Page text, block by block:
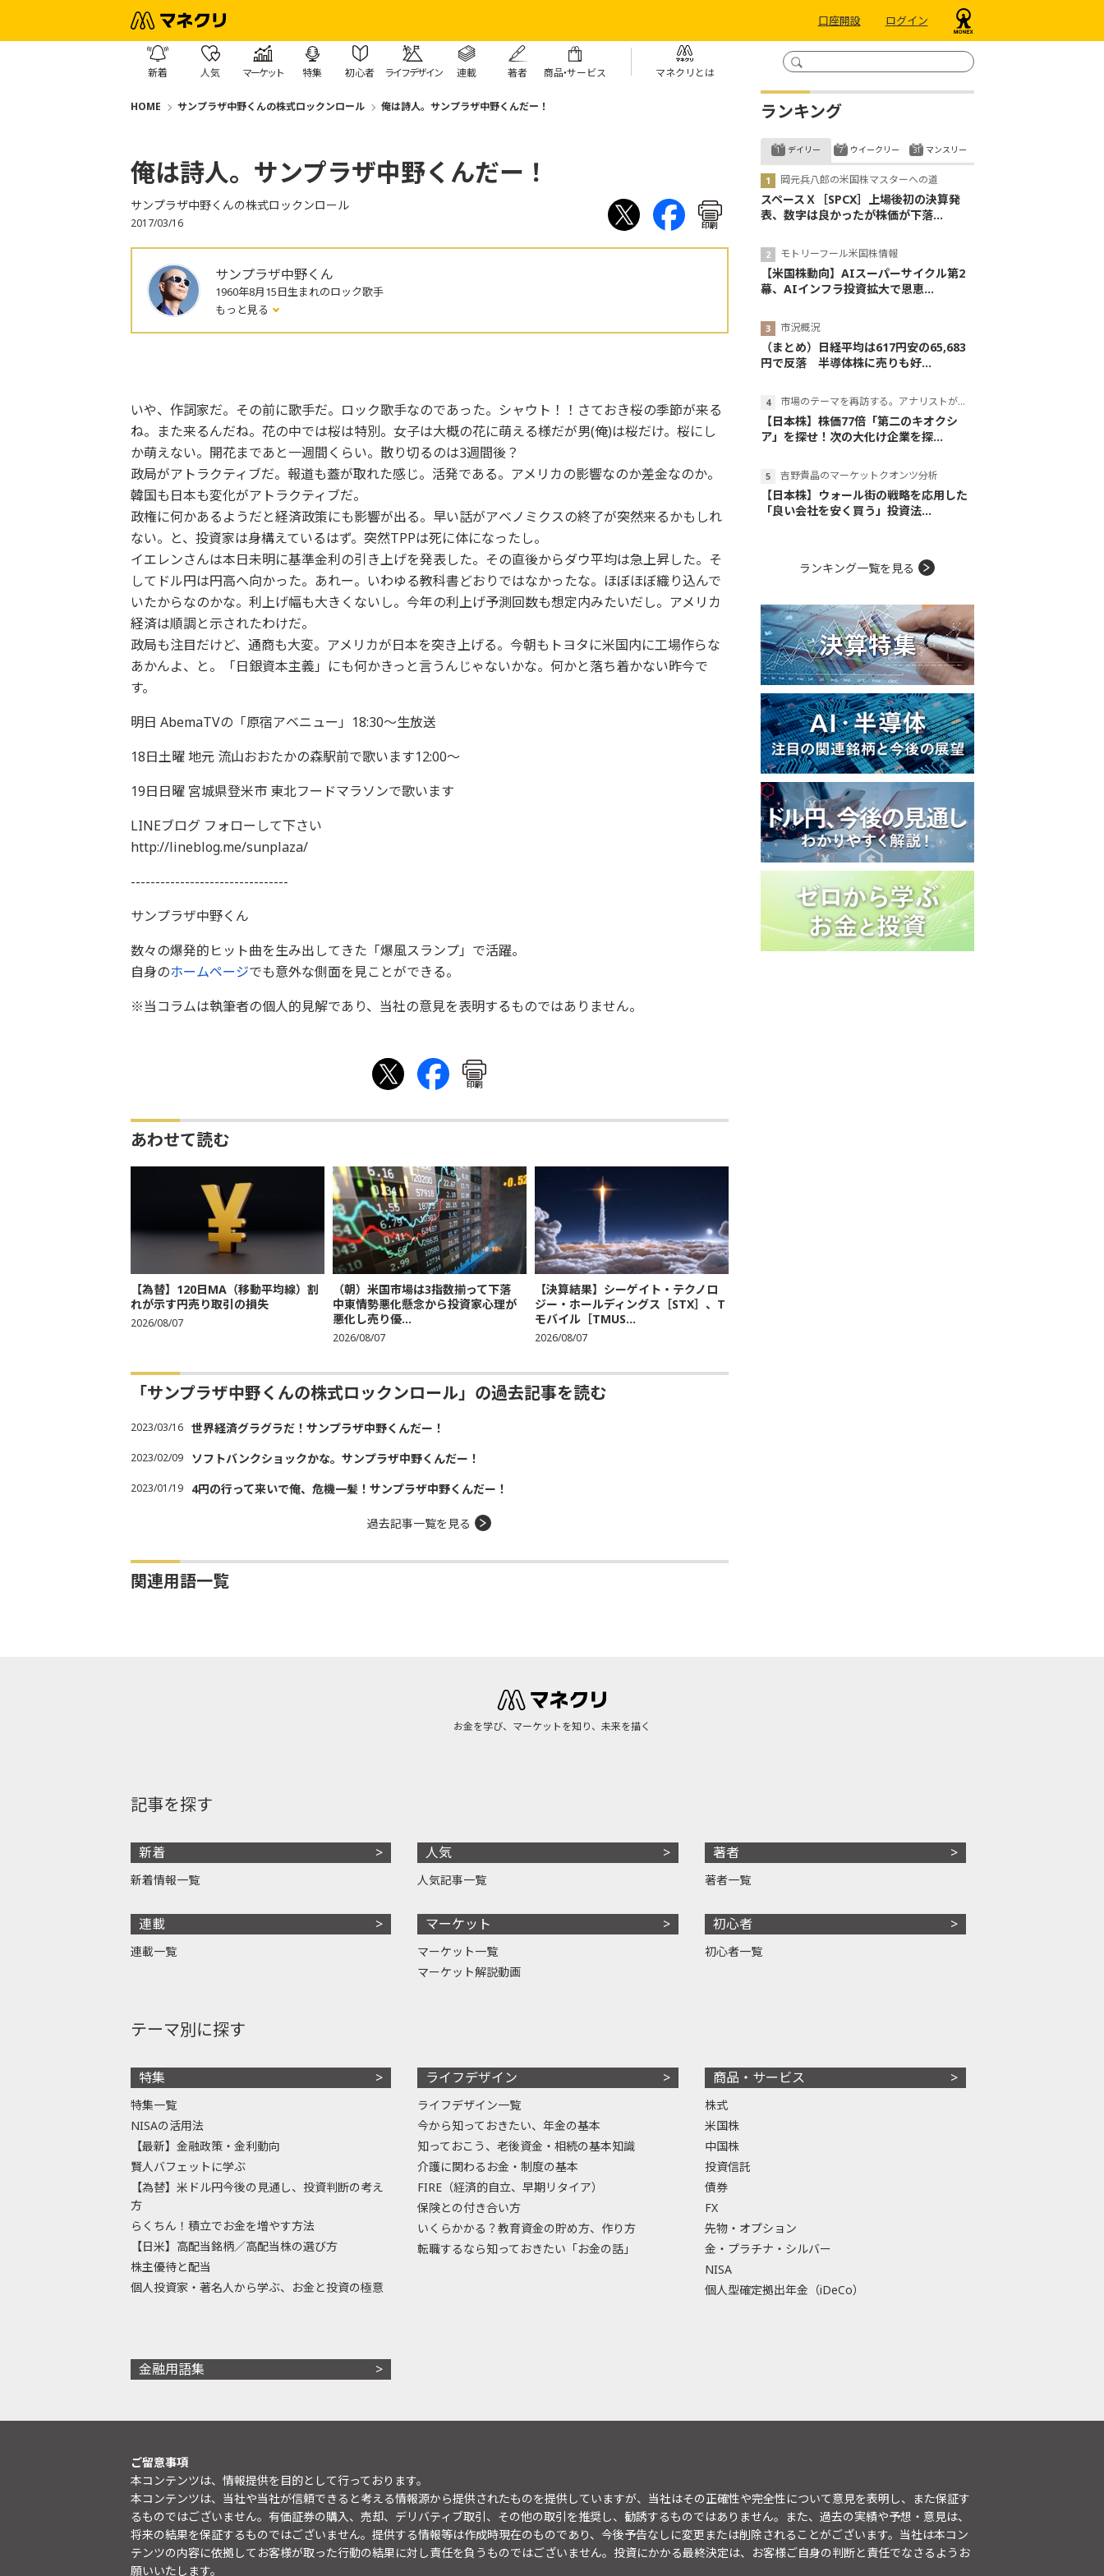
口座開設 ログイン
新着 人気 マーケット 特集 初心者 ライフデザイン 連載 著者 商品・サービス マネクリとは
HOME サンプラザ中野くんの株式ロックンロール 俺は詩人。サンプラザ中野くんだー！
俺は詩人。サンプラザ中野くんだー！
サンプラザ中野くんの株式ロックンロール
2017/03/16 印刷
サンプラザ中野くん
1960年8月15日生まれのロック歌手
もっと見る
いや、作詞家だ。その前に歌手だ。ロック歌手なのであった。シャウト！！さておき桜の季節が来る
ね。また来るんだね。花の中では桜は特別。女子は大概の花に萌える様だが男(俺)は桜だけ。桜にし
か萌えない。開花まであと一週間くらい。散り切るのは3週間後？
政局がアトラクティブだ。報道も蓋が取れた感じ。活発である。アメリカの影響なのか差金なのか。
韓国も日本も変化がアトラクティブだ。
政権に何かあるようだと経済政策にも影響が出る。早い話がアベノミクスの終了が突然来るかもしれ
ない。と、投資家は身構えているはず。突然TPPは死に体になったし。
イエレンさんは本日未明に基準金利の引き上げを発表した。その直後からダウ平均は急上昇した。そ
してドル円は円高へ向かった。あれー。いわゆる教科書どおりではなかったな。ほぼほぼ織り込んで
いたからなのかな。利上げ幅も大きくないし。今年の利上げ予測回数も想定内みたいだし。アメリカ
経済は順調と示されたわけだ。
政局も注目だけど、通商も大変。アメリカが日本を突き上げる。今朝もトヨタに米国内に工場作らな
あかんよ、と。「日銀資本主義」にも何かきっと言うんじゃないかな。何かと落ち着かない昨今で
す。
明日 AbemaTVの「原宿アベニュー」18:30〜生放送
18日土曜 地元 流山おおたかの森駅前で歌います12:00〜
19日日曜 宮城県登米市 東北フードマラソンで歌います
LINEブログ フォローして下さい
http://lineblog.me/sunplaza/
--------------------------------
サンプラザ中野くん
数々の爆発的ヒット曲を生み出してきた「爆風スランプ」で活躍。
自身のホームページでも意外な側面を見ことができる。
※当コラムは執筆者の個人的見解であり、当社の意見を表明するものではありません。
印刷
あわせて読む
【為替】120日MA（移動平均線）割
れが示す円売り取引の損失
2026/08/07
（朝）米国市場は3指数揃って下落
中東情勢悪化懸念から投資家心理が
悪化し売り優...
2026/08/07
【決算結果】シーゲイト・テクノロ
ジー・ホールディングス［STX］、T
モバイル［TMUS...
2026/08/07
「サンプラザ中野くんの株式ロックンロール」の過去記事を読む
2023/03/16 世界経済グラグラだ！サンプラザ中野くんだー！
2023/02/09 ソフトバンクショックかな。サンプラザ中野くんだー！
2023/01/19 4円の行って来いで俺、危機一髪！サンプラザ中野くんだー！
過去記事一覧を見る
関連用語一覧
ランキング
デイリー
岡元兵八郎の米国株マスターへの道
スペースＸ［SPCX］上場後初の決算発
表、数字は良かったが株価が下落...
モトリーフール米国株情報
【米国株動向】AIスーパーサイクル第2
幕、AIインフラ投資拡大で恩恵...
市況概況
（まとめ）日経平均は617円安の65,683
円で反落 半導体株に売りも好...
市場のテーマを再訪する。アナリストが読み解くテーマの本質
【日本株】株価77倍「第二のキオクシ
ア」を探せ！次の大化け企業を探...
吉野貴晶のマーケットクオンツ分析
【日本株】ウォール街の戦略を応用した
「良い会社を安く買う」投資法...
ウイークリー マンスリー
ランキング一覧を見る
お金を学び、マーケットを知り、未来を描く
記事を探す
新着
新着情報一覧
連載
連載一覧
人気
人気記事一覧
マーケット
マーケット一覧
マーケット解説動画
著者
著者一覧
初心者
初心者一覧
テーマ別に探す
特集
特集一覧
NISAの活用法
【最新】金融政策・金利動向
賢人バフェットに学ぶ
【為替】米ドル円今後の見通し、投資判断の考え
方
らくちん！積立でお金を増やす方法
【日米】高配当銘柄／高配当株の選び方
株主優待と配当
個人投資家・著名人から学ぶ、お金と投資の極意
ライフデザイン
ライフデザイン一覧
今から知っておきたい、年金の基本
知っておこう、老後資金・相続の基本知識
介護に関わるお金・制度の基本
FIRE（経済的自立、早期リタイア）
保険との付き合い方
いくらかかる？教育資金の貯め方、作り方
転職するなら知っておきたい「お金の話」
商品・サービス
株式
米国株
中国株
投資信託
債券
FX
先物・オプション
金・プラチナ・シルバー
NISA
個人型確定拠出年金（iDeCo）
金融用語集
ご留意事項
本コンテンツは、情報提供を目的として行っております。
本コンテンツは、当社や当社が信頼できると考える情報源から提供されたものを提供していますが、当社はその正確性や完全性について意見を表明し、また保証す
るものではございません。有価証券の購入、売却、デリバティブ取引、その他の取引を推奨し、勧誘するものではありません。また、過去の実績や予想・意見は、
将来の結果を保証するものではございません。提供する情報等は作成時現在のものであり、今後予告なしに変更または削除されることがございます。当社は本コン
テンツの内容に依拠してお客様が取った行動の結果に対し責任を負うものではございません。投資にかかる最終決定は、お客様ご自身の判断と責任でなさるようお
願いいたします。